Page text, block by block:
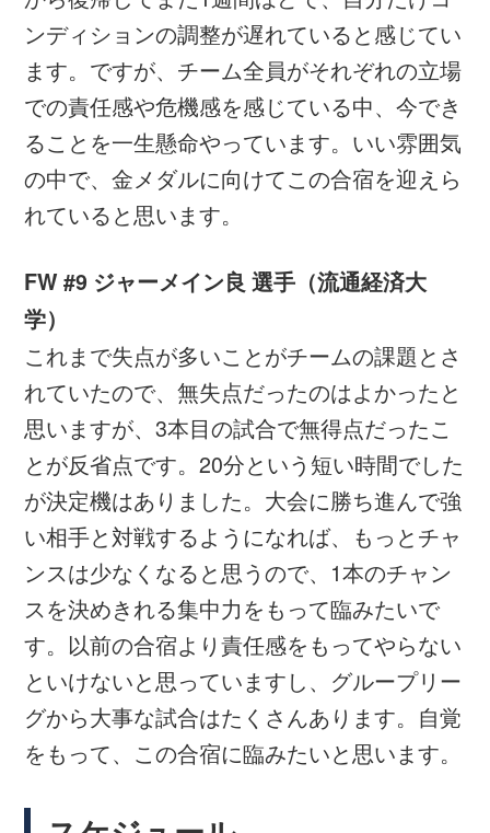
じる
大会・試合 2018/10/25
第98回天皇杯 準々決勝～磐田vs仙台～仙台がPK戦
の末に9大会ぶりに準決勝に進出
大会・試合
高円宮杯 JFA U-18サッカープレミアリーグ
OFFICIAL PARTNER
OFFICIAL SUPPLIER
SUPPORTING COMPANIES